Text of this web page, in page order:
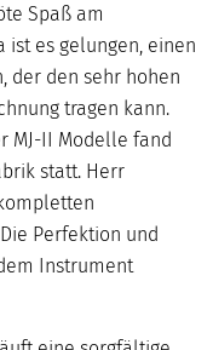
Spaß am
ist es gelungen, einen
der den sehr hohen
tragen kann.
MJ-II Modelle fand
statt. Herr
Perfektion und
Instrument